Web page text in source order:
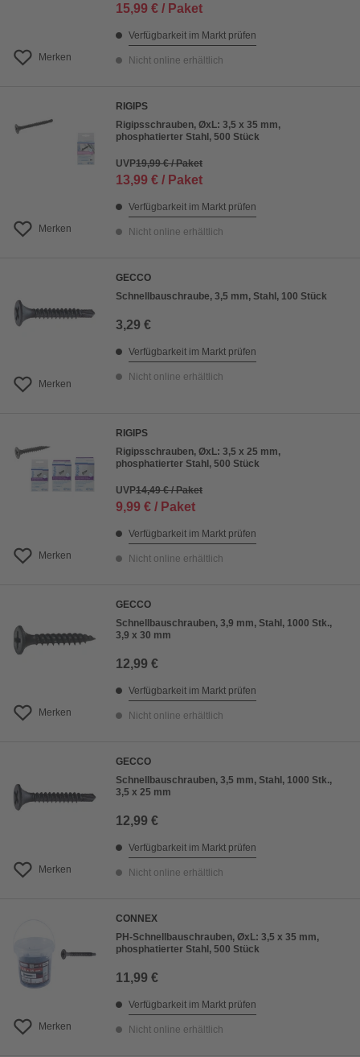
Merken
15,99 € / Paket
Verfügbarkeit im Markt prüfen
Nicht online erhältlich
Merken
RIGIPS
Rigipsschrauben, ØxL: 3,5 x 35 mm,
phosphatierter Stahl, 500 Stück
UVP19,99 € / Paket
13,99 € / Paket
Verfügbarkeit im Markt prüfen
Nicht online erhältlich
Merken
GECCO
Schnellbauschraube, 3,5 mm, Stahl, 100 Stück
3,29 €
Verfügbarkeit im Markt prüfen
Nicht online erhältlich
Merken
RIGIPS
Rigipsschrauben, ØxL: 3,5 x 25 mm,
phosphatierter Stahl, 500 Stück
UVP14,49 € / Paket
9,99 € / Paket
Verfügbarkeit im Markt prüfen
Nicht online erhältlich
Merken
GECCO
Schnellbauschrauben, 3,9 mm, Stahl, 1000 Stk.,
3,9 x 30 mm
12,99 €
Verfügbarkeit im Markt prüfen
Nicht online erhältlich
Merken
GECCO
Schnellbauschrauben, 3,5 mm, Stahl, 1000 Stk.,
3,5 x 25 mm
12,99 €
Verfügbarkeit im Markt prüfen
Nicht online erhältlich
Merken
CONNEX
PH-Schnellbauschrauben, ØxL: 3,5 x 35 mm,
phosphatierter Stahl, 500 Stück
11,99 €
Verfügbarkeit im Markt prüfen
Nicht online erhältlich